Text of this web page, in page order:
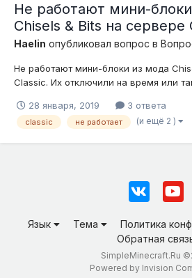
Не работают мини-
Chisels & Bits на сервере
Haelin опубликовал вопрос в
Не работают мини-блоки из мода
Classic. Их отключили на время или
28 января, 2019
3 ответа
classic не работает (и ещё 2 )
Язык Тема
Политика
Обратная
SimpleMinecraft.Ru
Powered by Invision